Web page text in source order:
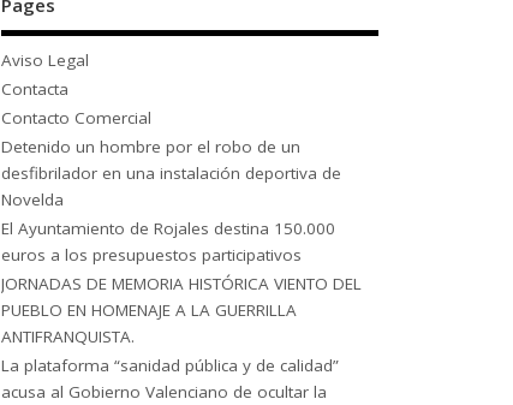
Pages
Aviso Legal
Contacta
Contacto Comercial
Detenido un hombre por el robo de un
desfibrilador en una instalación deportiva de
Novelda
El Ayuntamiento de Rojales destina 150.000
euros a los presupuestos participativos
JORNADAS DE MEMORIA HISTÓRICA VIENTO DEL
PUEBLO EN HOMENAJE A LA GUERRILLA
ANTIFRANQUISTA.
La plataforma “sanidad pública y de calidad”
acusa al Gobierno Valenciano de ocultar la